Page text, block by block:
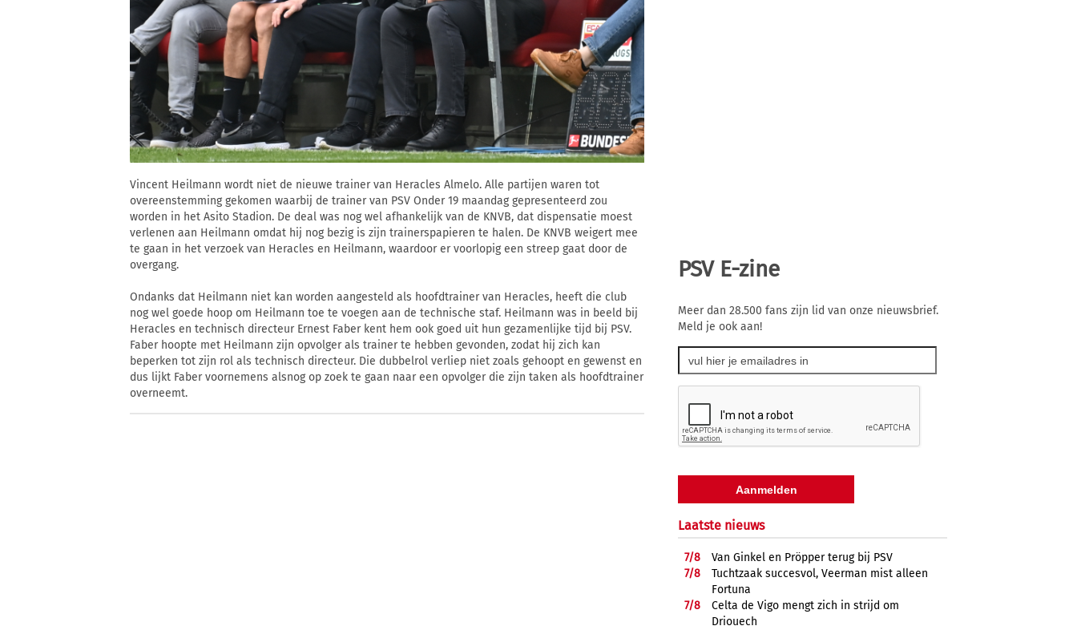
Vincent Heilmann wordt niet de nieuwe trainer van Heracles Almelo. Alle partijen waren tot
overeenstemming gekomen waarbij de trainer van PSV Onder 19 maandag gepresenteerd zou
worden in het Asito Stadion. De deal was nog wel afhankelijk van de KNVB, dat dispensatie moest
verlenen aan Heilmann omdat hij nog bezig is zijn trainerspapieren te halen. De KNVB weigert mee
te gaan in het verzoek van Heracles en Heilmann, waardoor er voorlopig een streep gaat door de
overgang.
Ondanks dat Heilmann niet kan worden aangesteld als hoofdtrainer van Heracles, heeft die club
nog wel goede hoop om Heilmann toe te voegen aan de technische staf. Heilmann was in beeld bij
Heracles en technisch directeur Ernest Faber kent hem ook goed uit hun gezamenlijke tijd bij PSV.
Faber hoopte met Heilmann zijn opvolger als trainer te hebben gevonden, zodat hij zich kan
beperken tot zijn rol als technisch directeur. Die dubbelrol verliep niet zoals gehoopt en gewenst en
dus lijkt Faber voornemens alsnog op zoek te gaan naar een opvolger die zijn taken als hoofdtrainer
overneemt.
PSV E-zine
Meer dan 28.500 fans zijn lid van onze nieuwsbrief.
Meld je ook aan!
Laatste nieuws
7/8
Van Ginkel en Pröpper terug bij PSV
7/8
Tuchtzaak succesvol, Veerman mist alleen
Fortuna
7/8
Celta de Vigo mengt zich in strijd om
Driouech